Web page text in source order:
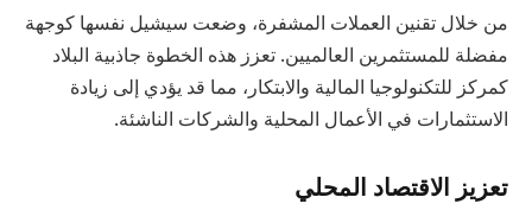
من خلال تقنين العملات المشفرة، وضعت سيشيل نفسها كوجهة
مفضلة للمستثمرين العالميين. تعزز هذه الخطوة جاذبية البلاد
كمركز للتكنولوجيا المالية والابتكار، مما قد يؤدي إلى زيادة
الاستثمارات في الأعمال المحلية والشركات الناشئة.
تعزيز الاقتصاد المحلي